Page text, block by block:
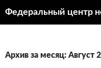
Федеральный центр
Архив за месяц: Август